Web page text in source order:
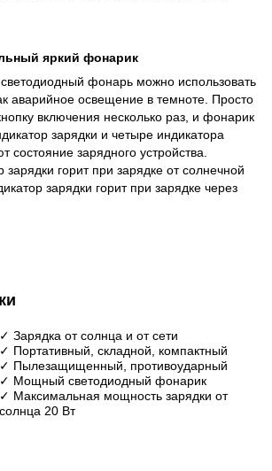
яркий фонарик
фонарь можно использовать
аварийное освещение в темноте. Просто
включения несколько раз, и фонарик
зарядки и четыре индикатора
состояние зарядного устройства.
горит при зарядке от солнечной
зарядки горит при зарядке через
✓ Зарядка от солнца и от сети
✓ Портативный, складной, компактный
✓ Пылезащищенный, противоударный
✓ Мощный светодиодный фонарик
✓ Максимальная мощность зарядки от
солнца 20 Вт